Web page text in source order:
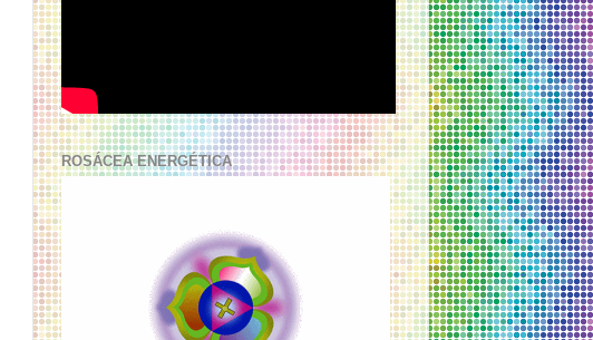
ROSÁCEA ENERGÉTICA